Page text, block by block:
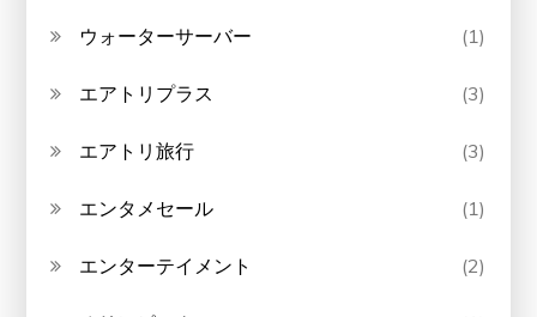
ウォーターサーバー (1)
エアトリプラス (3)
エアトリ旅行 (3)
エンタメセール (1)
エンターテイメント (2)